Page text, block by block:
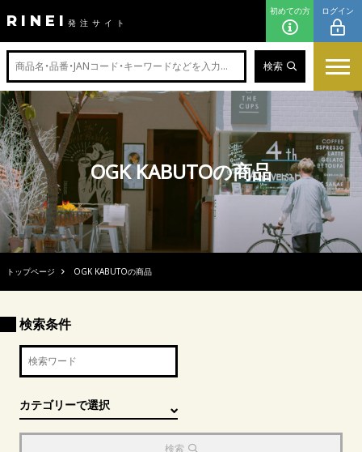
RINEI 発注サイト
初めての方 ログイン
検索
OGK KABUTOの商品
トップページ OGK KABUTOの商品
検索条件
検索